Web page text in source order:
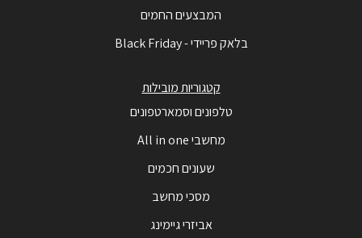
המבצעים החמים
בלאק פריידי - Black Friday
קטגוריות מובילות
טלפונים וסמארטפונים
מחשבי All in one
שעונים חכמים
מסכי מחשב
אביזרי גיימינג